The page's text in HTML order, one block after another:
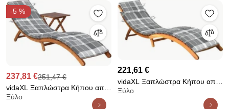
-5 %
237,81 €251,47 €
vidaXL Ξαπλώστρα Κήπου από
Μασίφ Ξύλο Ακακίας με
Ξύλο
221,61 €
vidaXL Ξαπλώστρα Κήπου από
Μασίφ Ξύλο Ακακίας με
Ξύλο